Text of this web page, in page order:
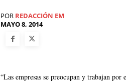
POR REDACCIÓN EM
MAYO 8, 2014
“Las empresas se preocupan y trabajan